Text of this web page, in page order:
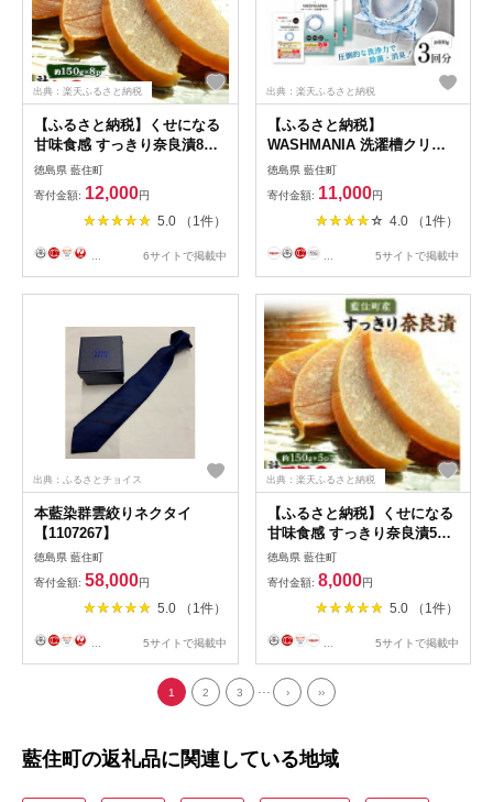
出典：楽天ふるさと納税
【ふるさと納税】くせになる
甘味食感 すっきり奈良漬8個
セット【1488235】
徳島県 藍住町
寄付金額: 12,000円
5.0 （1件）
6サイトで掲載中
出典：楽天ふるさと納税
【ふるさと納税】
WASHMANIA 洗濯槽クリー
ナー 200g (1回分) ×3個入
【1695680】
徳島県 藍住町
寄付金額: 11,000円
4.0 （1件）
5サイトで掲載中
出典：ふるさとチョイス
本藍染群雲絞りネクタイ
【1107267】
徳島県 藍住町
寄付金額: 58,000円
5.0 （1件）
5サイトで掲載中
出典：楽天ふるさと納税
【ふるさと納税】くせになる
甘味食感 すっきり奈良漬5個
セット【1488236】
徳島県 藍住町
寄付金額: 8,000円
5.0 （1件）
5サイトで掲載中
1 2 3 › ››
藍住町の返礼品に関連している地域